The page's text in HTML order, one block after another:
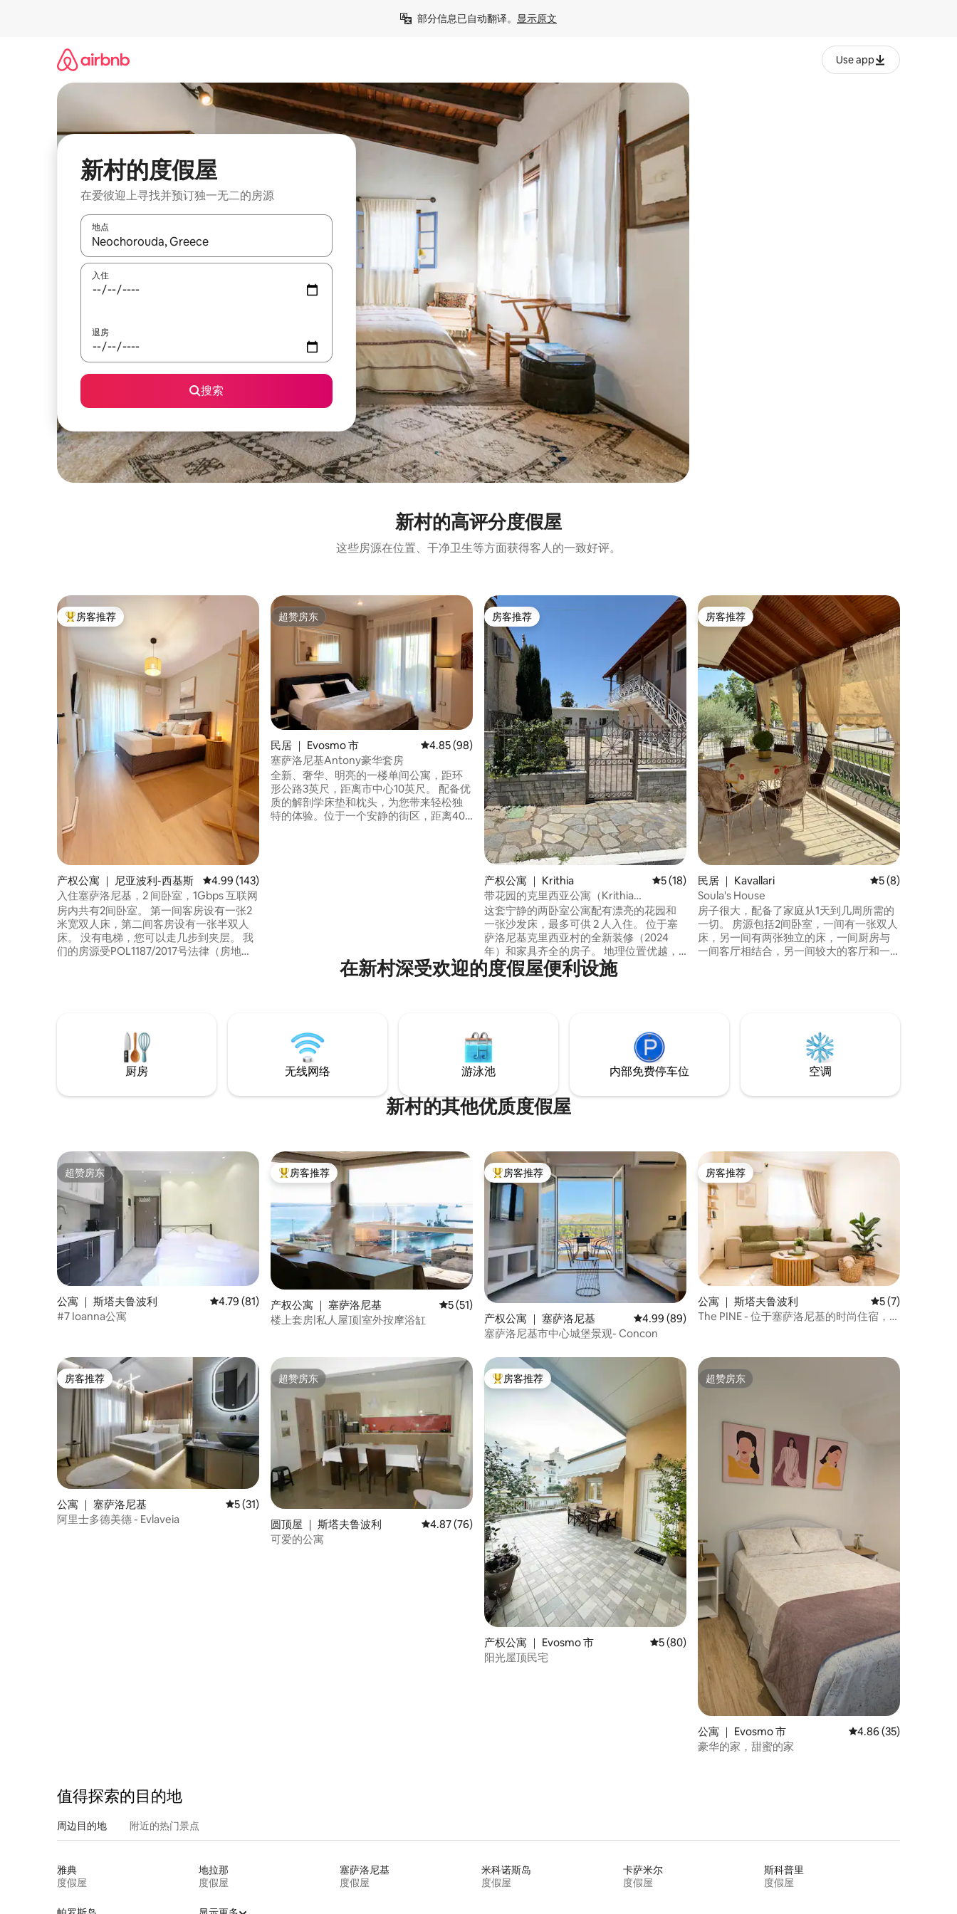
部分信息已自动翻译。 显示原文
Use app
新村的度假屋
在爱彼迎上寻找并预订独一无二的房源
地点
如有搜索结果，请使用上下方向键查看，或通过点击或滑动手势浏览。
入住
退房
搜索
新村的高评分度假屋
这些房源在位置、干净卫生等方面获得客人的一致好评。
热门「房客推荐」
房客推荐
产权公寓 ｜ 尼亚波利-西基斯 平均评分 4.99 分（满分 5 分），共 143 条评价
4.99 (143)
入住塞萨洛尼基，2 间卧室，1Gbps 互联网
房内共有2间卧室。 第一间客房设有一张2
米宽双人床，第二间客房设有一张半双人
床。 没有电梯，您可以走几步到夹层。 我
们的房源受POL1187/2017号法律（房地产
超赞房东
超赞房东
民居 ｜ Evosmo 市 平均评分 4.85 分（满分 5 分），共 98 条评价
4.85 (98)
塞萨洛尼基Antony豪华套房
全新、奢华、明亮的一楼单间公寓，距环
形公路3英尺，距离市中心10英尺。 配备优
质的解剖学床垫和枕头，为您带来轻松独
特的体验。位于一个安静的街区，距离40
房客推荐
房客推荐
产权公寓 ｜ Krithia 平均评分 5 分（满分 5 分），共 18 条评价
5 (18)
带花园的克里西亚公寓（Krithia
Apartment）家庭公寓
这套宁静的两卧室公寓配有漂亮的花园和
一张沙发床，最多可供 2 人入住。 位于塞
萨洛尼基克里西亚村的全新装修（2024
年）和家具齐全的房子。 地理位置优越，
位于克里西亚村（Krithia village）的中央
广场，距离超市、药店和当地全科医生仅
房客推荐
房客推荐
民居 ｜ Kavallari 平均评分 5 分（
5 (8)
Soula's House
房子很大，配备了家庭从1天到几周所需的
一切。 房源包括2间卧室，一间有一张双人
床，另一间有两张独立的床，一间厨房与
一间客厅相结合，另一间较大的客厅和一
在新村深受欢迎的度假屋便利设施
厨房 无线网络 游泳池 内部免费停车位 空调
新村的其他优质度假屋
超赞房东
超赞房东
公寓 ｜ 斯塔夫鲁波利 平均评分 4.79 分（满分 5 分），共 81 条评价
4.79 (81)
#7 Ioanna公寓
热门「房客推荐」
房客推荐
产权公寓 ｜ 塞萨洛尼基 平均评分 5 分（满分 5 分），共 51 条评价
5 (51)
楼上套房|私人屋顶|室外按摩浴缸
热门「房客推荐」
房客推荐
产权公寓 ｜ 塞萨洛尼基 平均评分 4.99 分（满分 5 分），共 89 条评价
4.99 (89)
塞萨洛尼基市中心城堡景观- Concon
房客推荐
房客推荐
公寓 ｜ 斯塔夫鲁波利 平均评分 5 分（
5 (7)
The PINE - 位于塞萨洛尼基的时尚住宿，提
房客推荐
房客推荐
公寓 ｜ 塞萨洛尼基 平均评分 5 分（满分 5 分），共 31 条评价
5 (31)
阿里士多德美德 - Evlaveia
超赞房东
超赞房东
圆顶屋 ｜ 斯塔夫鲁波利 平均评分 4.87 分（满分 5 分），共 76 条评价
4.87 (76)
可爱的公寓
热门「房客推荐」
房客推荐
产权公寓 ｜ Evosmo 市 平均评分 5 分（满分 5 分），共 80 条评价
5 (80)
阳光屋顶民宅
超赞房东
超赞房东
公寓 ｜ Evosmo 市 平均评分 4.86 分（满
4.86 (35)
豪华的家，甜蜜的家
值得探索的目的地
周边目的地 附近的热门景点
雅典
度假屋
地拉那
度假屋
塞萨洛尼基
度假屋
米科诺斯岛
度假屋
卡萨米尔
度假屋
斯科普里
度假屋